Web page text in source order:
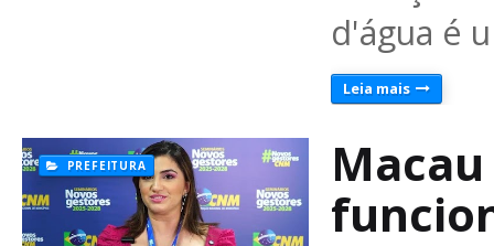
d'água é
Leia mais
PREFEITURA